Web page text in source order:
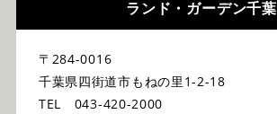
ランド・ガーデン千葉
〒284-0016
千葉県四街道市もねの里1-2-18
TEL 043-420-2000